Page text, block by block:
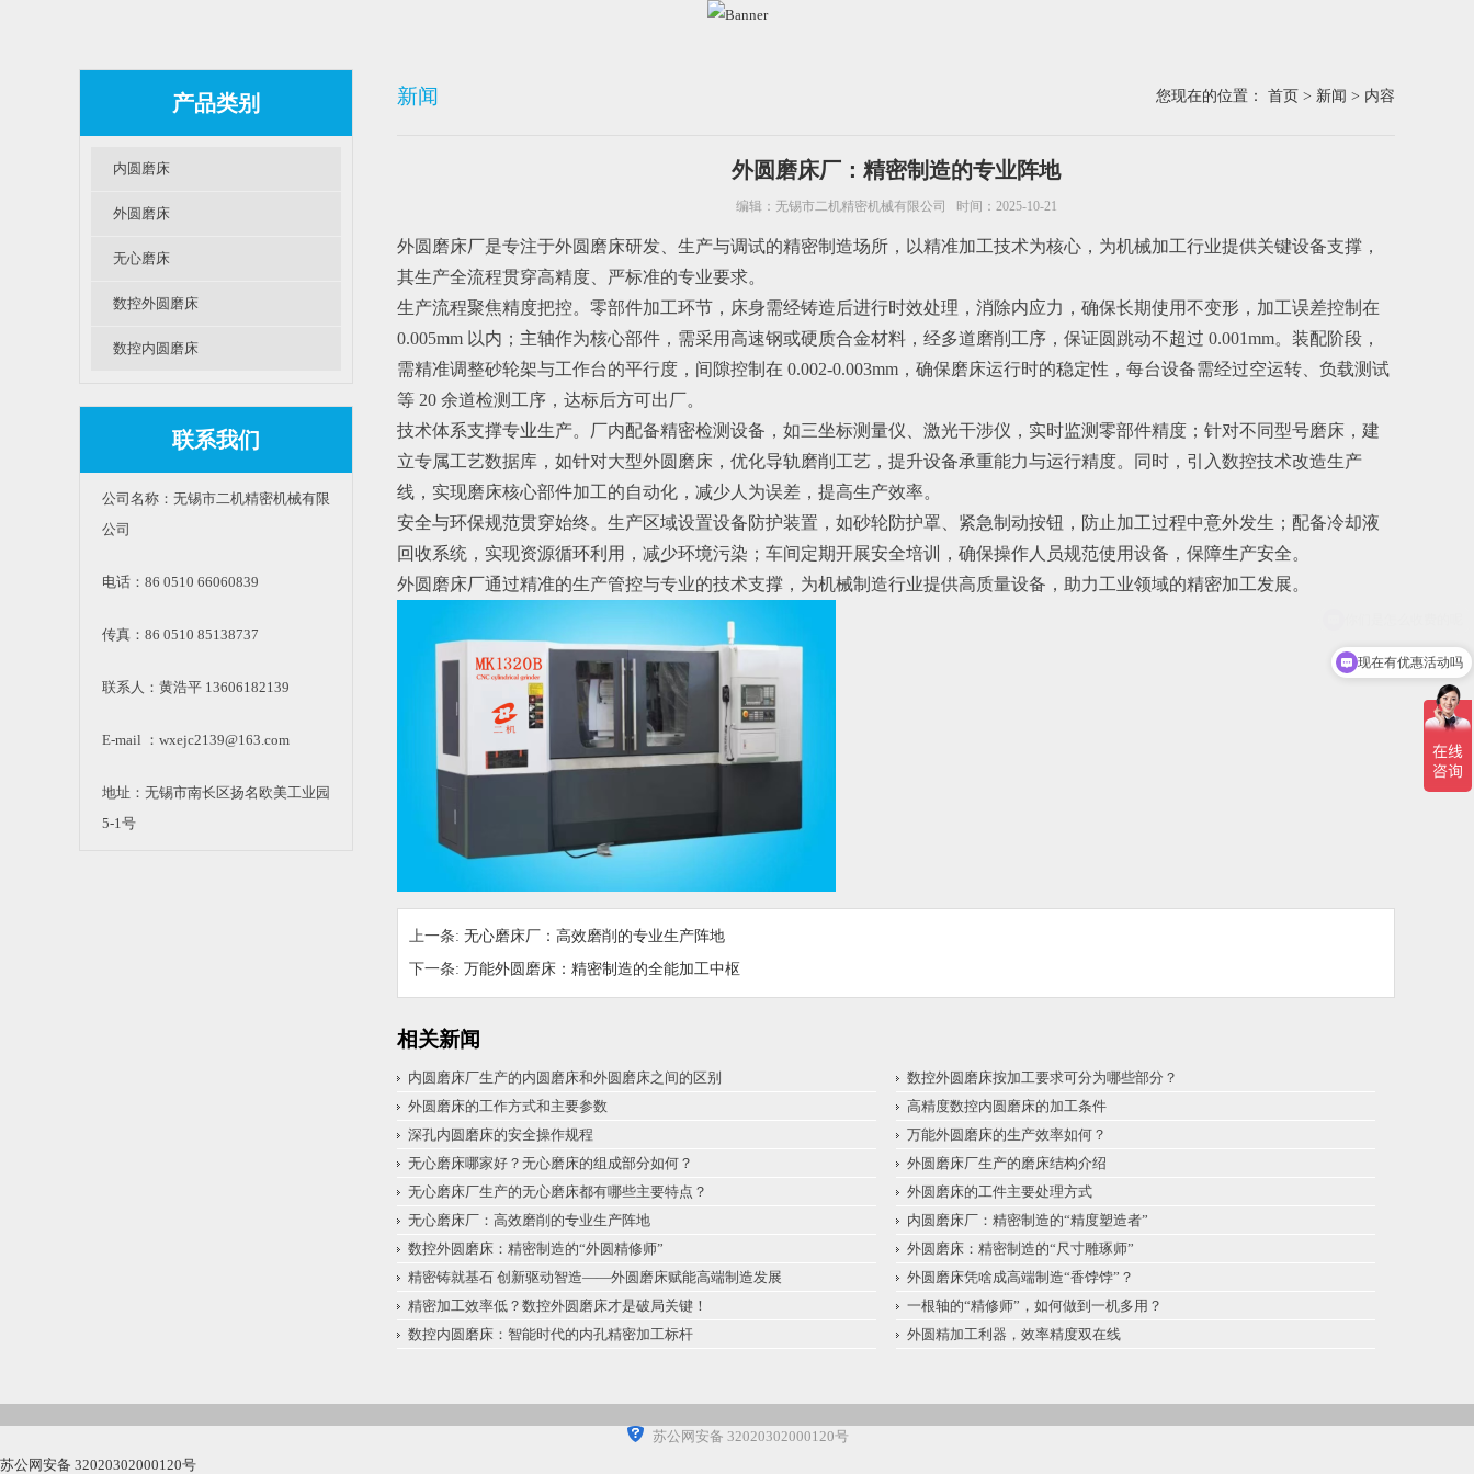
产品类别
内圆磨床
外圆磨床
无心磨床
数控外圆磨床
数控内圆磨床
联系我们
公司名称：无锡市二机精密机械有限
公司
电话：86 0510 66060839
传真：86 0510 85138737
联系人：黄浩平 13606182139
E-mail ：wxejc2139@163.com
地址：无锡市南长区扬名欧美工业园
5-1号
新闻 您现在的位置： 首页 > 新闻 > 内容
外圆磨床厂：精密制造的专业阵地​
编辑： 无锡市二机精密机械有限公司 时间：2025-10-21
外圆磨床厂是专注于外圆磨床研发、生产与调试的精密制造场所，以精准加工技术为核心，为机械加工行业提供关键设备支撑，
其生产全流程贯穿高精度、严标准的专业要求。
生产流程聚焦精度把控。零部件加工环节，床身需经铸造后进行时效处理，消除内应力，确保长期使用不变形，加工误差控制在
0.005mm 以内；主轴作为核心部件，需采用高速钢或硬质合金材料，经多道磨削工序，保证圆跳动不超过 0.001mm。装配阶段，
需精准调整砂轮架与工作台的平行度，间隙控制在 0.002-0.003mm，确保磨床运行时的稳定性，每台设备需经过空运转、负载测试
等 20 余道检测工序，达标后方可出厂。
技术体系支撑专业生产。厂内配备精密检测设备，如三坐标测量仪、激光干涉仪，实时监测零部件精度；针对不同型号磨床，建
立专属工艺数据库，如针对大型外圆磨床，优化导轨磨削工艺，提升设备承重能力与运行精度。同时，引入数控技术改造生产
线，实现磨床核心部件加工的自动化，减少人为误差，提高生产效率。
安全与环保规范贯穿始终。生产区域设置设备防护装置，如砂轮防护罩、紧急制动按钮，防止加工过程中意外发生；配备冷却液
回收系统，实现资源循环利用，减少环境污染；车间定期开展安全培训，确保操作人员规范使用设备，保障生产安全。
外圆磨床厂通过精准的生产管控与专业的技术支撑，为机械制造行业提供高质量设备，助力工业领域的精密加工发展。
上一条: 无心磨床厂：高效磨削的专业生产阵地​
下一条: 万能外圆磨床：精密制造的全能加工中枢
相关新闻
内圆磨床厂生产的内圆磨床和外圆磨床之间的区别
数控外圆磨床按加工要求可分为哪些部分？
外圆磨床的工作方式和主要参数
高精度数控内圆磨床的加工条件
深孔内圆磨床的安全操作规程
万能外圆磨床的生产效率如何？
无心磨床哪家好？无心磨床的组成部分如何？
外圆磨床厂生产的磨床结构介绍
无心磨床厂生产的无心磨床都有哪些主要特点？
外圆磨床的工件主要处理方式
无心磨床厂：高效磨削的专业生产阵地​
内圆磨床厂：精密制造的“精度塑造者”
数控外圆磨床：精密制造的“外圆精修师”
外圆磨床：精密制造的“尺寸雕琢师”
精密铸就基石 创新驱动智造——外圆磨床赋能高端制造发展
外圆磨床凭啥成高端制造“香饽饽”？
精密加工效率低？数控外圆磨床才是破局关键！
一根轴的“精修师”，如何做到一机多用？
数控内圆磨床：智能时代的内孔精密加工标杆
外圆精加工利器，效率精度双在线
苏公网安备 32020302000120号
苏公网安备 32020302000120号
现在有优惠活动吗